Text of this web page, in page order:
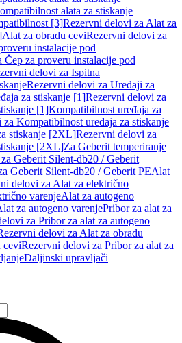
alata za stiskanje
[3]Rezervni delovi za Alat za
Alat za obradu ceviRezervni delovi za
instalacije pod
za proveru instalacije pod
delovi za Ispitna
Rezervni delovi za Uređaji za
za stiskanje [1]Rezervni delovi za
[1]Kompatibilnost uređaja za
Kompatibilnost uređaja za stiskanje
stiskanje [2XL]Rezervni delovi za
[2XL]Za Geberit temperiranje
Geberit Silent-db20 / Geberit
Geberit Silent-db20 / Geberit PEAlat
delovi za Alat za električno
varenjeAlat za autogeno
za autogeno varenjePribor za alat za
za Pribor za alat za autogeno
delovi za Alat za obradu
ceviRezervni delovi za Pribor za alat za
Daljinski upravljači